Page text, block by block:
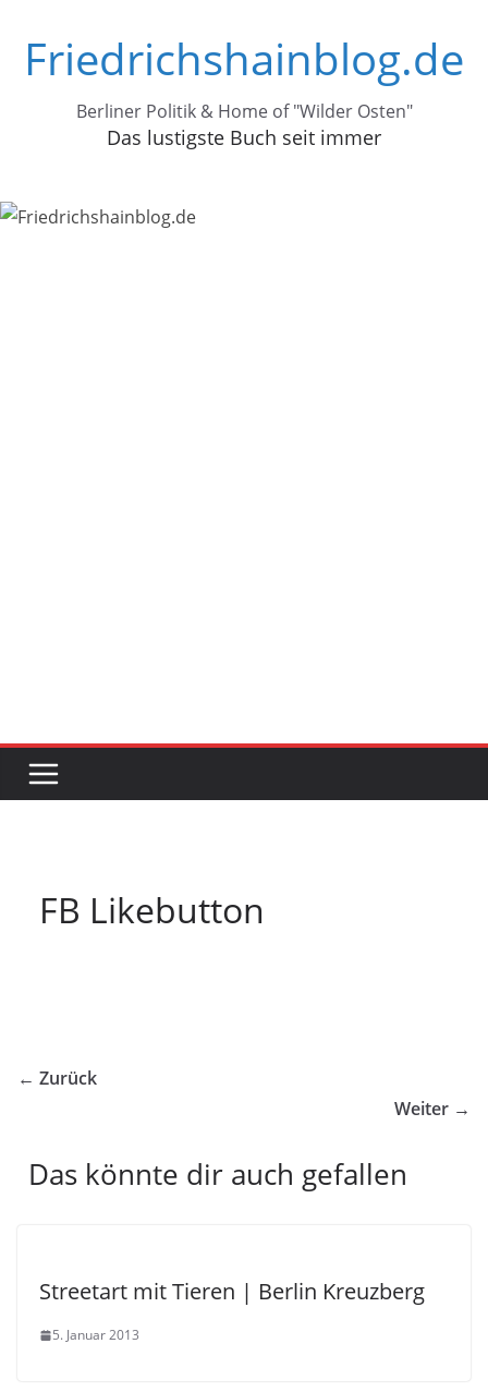
Inhalt
springen
Friedrichshainblog.de
Berliner Politik & Home of "Wilder Osten"
Das lustigste Buch seit immer
FB Likebutton
← Zurück
Weiter →
Das könnte dir auch gefallen
Streetart mit Tieren | Berlin Kreuzberg
5. Januar 2013